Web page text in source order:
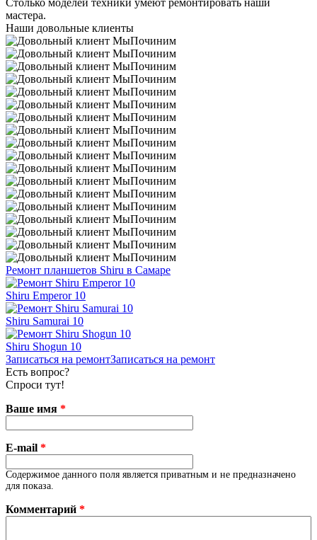
Столько моделей техники умеют ремонтировать наши
мастера.
Наши довольные клиенты
Ремонт планшетов Shiru в Самаре
Shiru Emperor 10
Shiru Samurai 10
Shiru Shogun 10
Записаться на ремонтЗаписаться на ремонт
Есть вопрос?
Спроси тут!
Ваше имя *
E-mail *
Содержимое данного поля является приватным и не предназначено
для показа.
Комментарий *